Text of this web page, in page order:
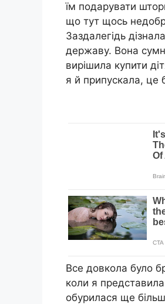
їм подарувати
що тут щось
Заздалегідь
державу. Вона
вирішила купити
я й припускала, це
Все довкола було
коли я
обурилася ще